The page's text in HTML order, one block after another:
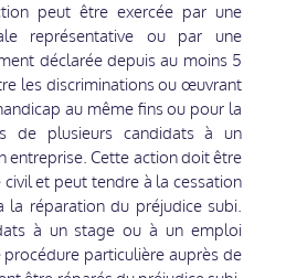
peut être exercée par une
représentative ou par une
déclarée depuis au moins 5
les discriminations ou œuvrant
au même fins ou pour la
de plusieurs candidats à un
entreprise. Cette action doit être
et peut tendre à la cessation
la réparation du préjudice subi.
à un stage ou à un emploi
particulière auprès de